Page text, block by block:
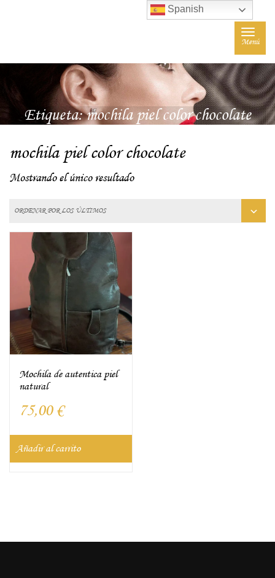
Toggle
Menú
Etiqueta:mochila piel color chocolate
mochila piel color chocolate
Mostrando el único resultado
Mochila de autentica piel
natural
75,00 €
Añadir al carrito
Spanish